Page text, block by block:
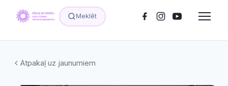
Meklēt
Atpakaļ uz jaunumiem